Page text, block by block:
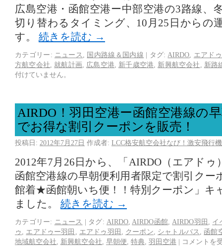
広島空港・函館空港ー中部空港の3路線、
切り替わるタイミング、10月25日からの
す。 続きを読む →
カテゴリー: ニュース 国内路線＆国内線 | タグ: AIRDO
エアドゥ
方航空会社
就航計画, 広島空港 新千歳空港 新興航空会社
新路
付けていません。
AIRDO！羽田空港ー函館空港線の
でお得な割引クーポンを販売！
投稿日: 2012年7月27日 作成者: LCC格安航空会社なび！激安飛行
2012年7月26日から、「AIRDO（エアドゥ
函館空港線の早朝便利用者限定で割引クー
館着★函館朝いち便！！特別クーポン」キ
ました。 続きを読む →
カテゴリー: ニュース | タグ: AIRDO, AIRDO函館 AIRDO羽田
イ
ゥ
エアドゥー羽田 エアドゥ羽田 クーポン シャトルバス
函館
地域航空会社
新興航空会社 早朝便 特典 羽田空港 | コメントを